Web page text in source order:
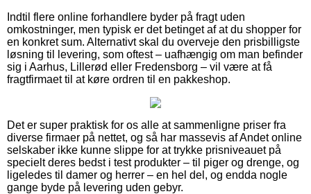
Indtil flere online forhandlere byder på fragt uden
omkostninger, men typisk er det betinget af at du shopper for
en konkret sum. Alternativt skal du overveje den prisbilligste
løsning til levering, som oftest – uafhængig om man befinder
sig i Aarhus, Lillerød eller Fredensborg – vil være at få
fragtfirmaet til at køre ordren til en pakkeshop.
Det er super praktisk for os alle at sammenligne priser fra
diverse firmaer på nettet, og så har massevis af Andet online
selskaber ikke kunne slippe for at trykke prisniveauet på
specielt deres bedst i test produkter – til piger og drenge, og
ligeledes til damer og herrer – en hel del, og endda nogle
gange byde på levering uden gebyr.